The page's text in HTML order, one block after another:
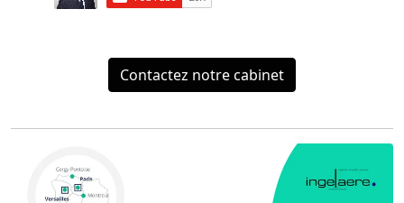
Contactez notre cabinet